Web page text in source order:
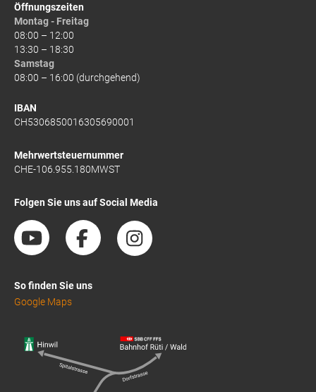
Öffnungszeiten
Montag - Freitag
08:00 – 12:00
13:30 – 18:30
Samstag
08:00 – 16:00 (durchgehend)
IBAN
CH5306850016305690001
Mehrwertsteuernummer
CHE-106.955.180MWST
Folgen Sie uns auf Social Media
So finden Sie uns
Google Maps